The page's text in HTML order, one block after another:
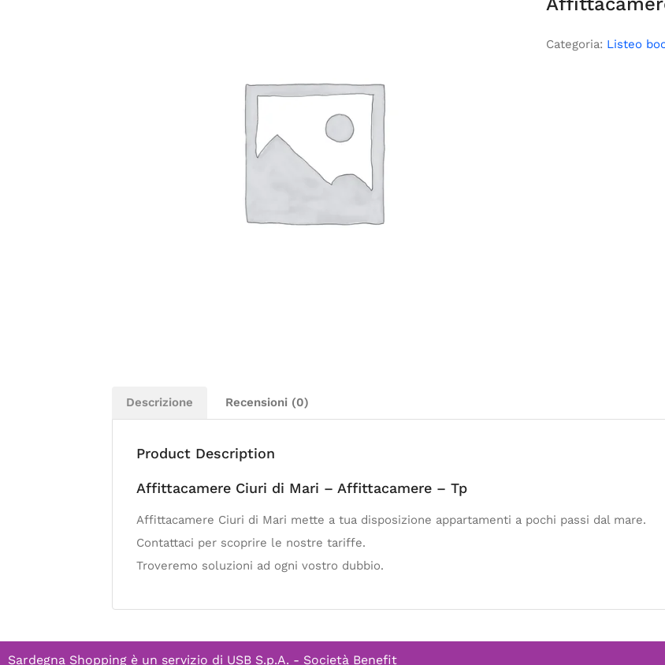
Categoria: Listeo
Descrizione Recensioni (0)
Product Description
Affittacamere Ciuri di Mari – Affittacamere – Tp
Affittacamere Ciuri di Mari mette a tua disposizione appartamenti a pochi passi dal mare.
Contattaci per scoprire le nostre tariffe.
Troveremo soluzioni ad ogni vostro dubbio.
Sardegna Shopping è un servizio di USB S.p.A. - Società Benefit